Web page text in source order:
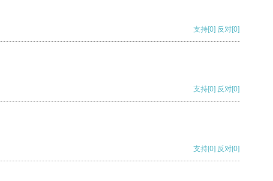
支持[0] 反对[0]
支持[0] 反对[0]
支持[0] 反对[0]